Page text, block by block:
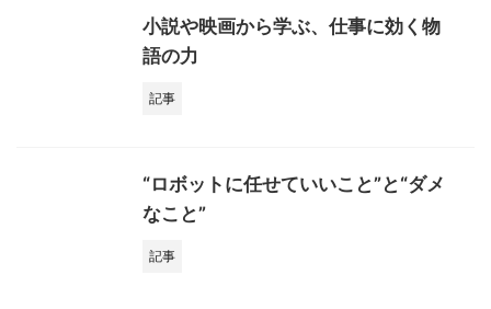
小説や映画から学ぶ、仕事に効く物
語の力
記事
“ロボットに任せていいこと”と“ダメ
なこと”
記事